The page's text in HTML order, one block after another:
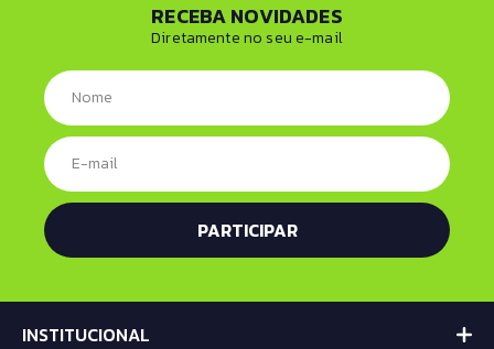
RECEBA NOVIDADES
Diretamente no seu e-mail
INSTITUCIONAL